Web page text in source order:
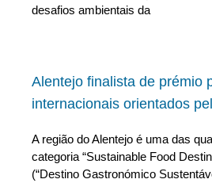
desafios ambientais da
Alentejo finalista de prémio
internacionais orientados
A região do Alentejo é uma das
categoria “Sustainable Food
(“Destino Gastronómico